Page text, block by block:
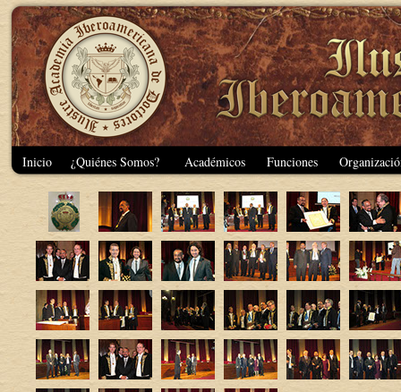
Inicio ¿Quiénes Somos? Académicos Funciones